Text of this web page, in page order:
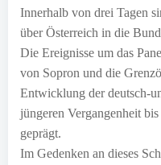
Innerhalb von drei Tagen
über Österreich in die
Die Ereignisse um das
von Sopron und die
Entwicklung der deutsch-
jüngeren Vergangenheit
geprägt.
Im Gedenken an dieses